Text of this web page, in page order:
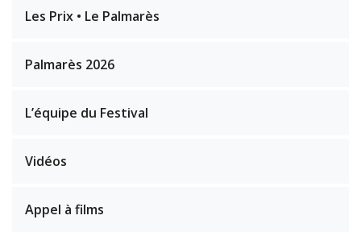
Les Prix • Le Palmarès
Palmarès 2026
L’équipe du Festival
Vidéos
Appel à films